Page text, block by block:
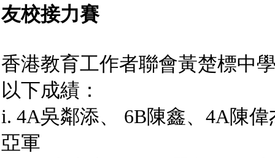
友校接力賽
香港教育工作者聯會黃楚標中
以下成績：
i. 4A吳鄰添、 6B陳鑫、4A陳
亞軍